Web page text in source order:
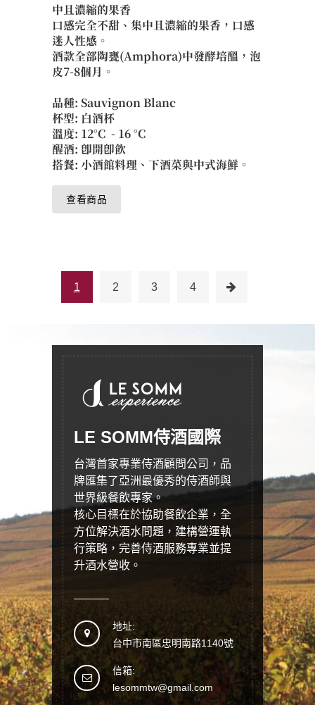
中且濃縮的果香
口感完全不甜、集中且濃縮的果香，口感
迷人性感。
酒款全部陶甕(Amphora)中發酵培醞，泡
皮7-8個月。
品種: Sauvignon Blanc
杯型: 白酒杯
溫度: 12°C - 16 °C
醒酒: 即開即飲
搭餐: 小酒館料理、下酒菜與中式海鮮。
查看商品
1 2 3 4
LE SOMM侍酒國際
台灣首家專業侍酒顧問公司，品
牌匯集了亞洲最優秀的侍酒師與
世界級餐飲專家。
核心目標在於協助餐飲企業，全
方位解決酒水問題，建構營運執
行策略，完善侍酒服務專業並提
升酒水營收。
地址:
台中市南區忠明南路1140號
信箱:
lesommtw@gmail.com